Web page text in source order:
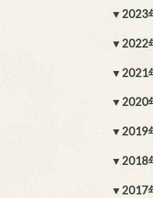
2023
2022
2021
2020
2019
2018
2017